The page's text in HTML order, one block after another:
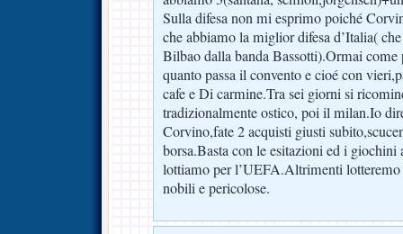
Sulla difesa non mi esprimo poiché
che abbiamo la miglior difesa d’Italia(
Bilbao dalla banda Bassotti).Ormai
quanto passa il convento e cioé con
cafe e Di carmine.Tra sei giorni si
tradizionalmente ostico, poi il milan.Io
Corvino,fate 2 acquisti giusti
borsa.Basta con le esitazioni ed i giochini
lottiamo per l’UEFA.Altrimenti
nobili e pericolose.